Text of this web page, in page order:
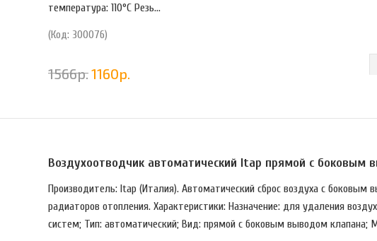
температура: 110°С Резь...
(Код: 300076)
1566р.1160р.
Воздухоотводчик автоматический Itap прямой с боковым
Производитель: Itap (Италия). Автоматический сброс воздуха с боковым
радиаторов отопления. Характеристики: Назначение: для удаления
систем; Тип: автоматический; Вид: прямой с боковым выводом клапана;